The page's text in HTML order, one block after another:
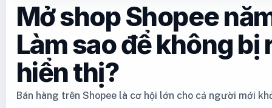
Mở shop Shopee
Làm sao để không bị
hiển thị?
Bán hàng trên Shopee là cơ hội lớn cho cả người mới